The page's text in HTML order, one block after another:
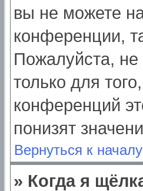
вы не можете
конференции,
Пожалуйста,
только для
конференций
понизят
Вернуться к началу
» Когда я